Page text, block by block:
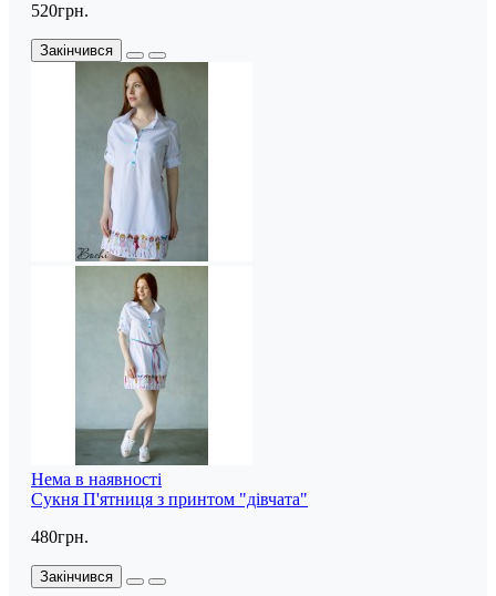
520грн.
Закінчився
Нема в наявності
Сукня П'ятниця з принтом "дівчата"
480грн.
Закінчився